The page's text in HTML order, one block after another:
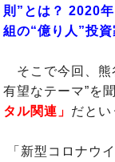
則”とは？ 2020
組の“億り人”投
そこで今回、熊
有望なテーマ”を
タル関連」 だとい
「新型コロナウ